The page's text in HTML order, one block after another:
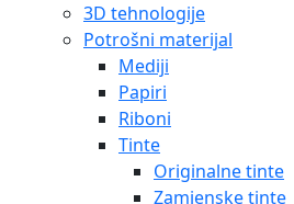
3D tehnologije
Potrošni materijal
Mediji
Papiri
Riboni
Tinte
Originalne tinte
Zamjenske tinte